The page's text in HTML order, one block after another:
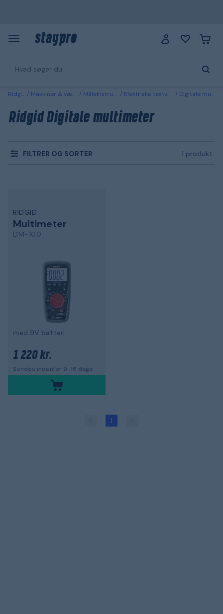
Ridgid Maskiner & værktøj Måleinstrument Elektriske testværktøjer Digitale multimeter
Ridgid Digitale multimeter
FILTRER OG SORTER 1 produkt
RIDGID
Multimeter
DM-100
med 9V batteri
1 220 kr.
Sendes indenfor 9-16 dage
1